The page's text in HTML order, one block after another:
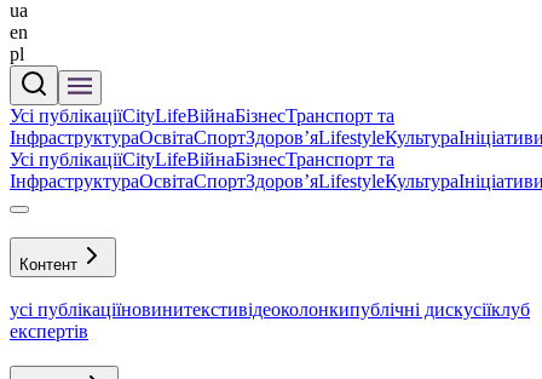
ua
en
pl
Усі публікаціїCityLifeВійнаБізнесТранспорт та
ІнфраструктураОсвітаСпортЗдоровʼяLifestyleКультура
Усі публікаціїCityLifeВійнаБізнесТранспорт та
ІнфраструктураОсвітаСпортЗдоровʼяLifestyleКультура
Контент
усі публікаціїновинитекстивідеоколонкипублічні дискусіїклуб
експертів